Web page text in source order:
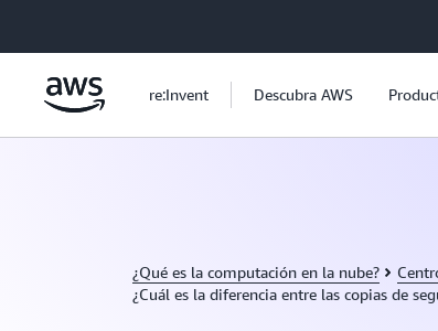
re:Invent Descubra AWS
¿Qué es la computación en la nube?
¿Cuál es la diferencia entre las copias de